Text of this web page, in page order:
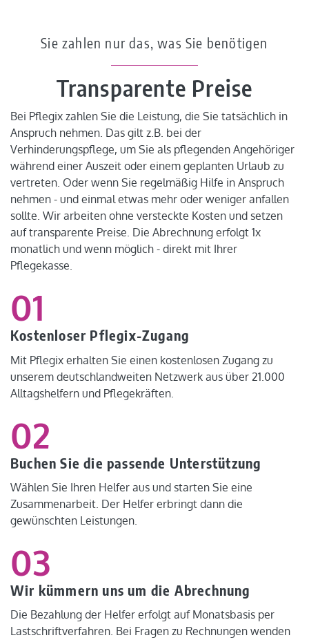
Sie zahlen nur das, was Sie benötigen
Transparente Preise
Bei Pflegix zahlen Sie die Leistung, die Sie tatsächlich in
Anspruch nehmen. Das gilt z.B. bei der
Verhinderungspflege, um Sie als pflegenden Angehöriger
während einer Auszeit oder einem geplanten Urlaub zu
vertreten. Oder wenn Sie regelmäßig Hilfe in Anspruch
nehmen - und einmal etwas mehr oder weniger anfallen
sollte. Wir arbeiten ohne versteckte Kosten und setzen
auf transparente Preise. Die Abrechnung erfolgt 1x
monatlich und wenn möglich - direkt mit Ihrer
Pflegekasse.
01
Kostenloser Pflegix-Zugang
Mit Pflegix erhalten Sie einen kostenlosen Zugang zu
unserem deutschlandweiten Netzwerk aus über 21.000
Alltagshelfern und Pflegekräften.
02
Buchen Sie die passende Unterstützung
Wählen Sie Ihren Helfer aus und starten Sie eine
Zusammenarbeit. Der Helfer erbringt dann die
gewünschten Leistungen.
03
Wir kümmern uns um die Abrechnung
Die Bezahlung der Helfer erfolgt auf Monatsbasis per
Lastschriftverfahren. Bei Fragen zu Rechnungen wenden